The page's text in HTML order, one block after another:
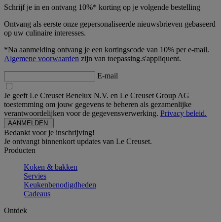
Schrijf je in en ontvang 10%* korting op je volgende bestelling
Ontvang als eerste onze gepersonaliseerde nieuwsbrieven gebaseerd
op uw culinaire interesses.
*Na aanmelding ontvang je een kortingscode van 10% per e-mail.
Algemene voorwaarden zijn van toepassing.s'appliquent.
E-mail
Je geeft Le Creuset Benelux N.V. en Le Creuset Group AG
toestemming om jouw gegevens te beheren als gezamenlijke
verantwoordelijken voor de gegevensverwerking. Privacy beleid.
Bedankt voor je inschrijving!
Je ontvangt binnenkort updates van Le Creuset.
Producten
Koken & bakken
Servies
Keukenbenodigdheden
Cadeaus
Ontdek